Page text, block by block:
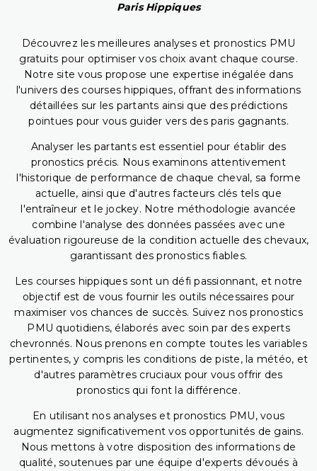
Paris Hippiques
Découvrez les meilleures analyses et pronostics PMU
gratuits pour optimiser vos choix avant chaque course.
Notre site vous propose une expertise inégalée dans
l'univers des courses hippiques, offrant des informations
détaillées sur les partants ainsi que des prédictions
pointues pour vous guider vers des paris gagnants.
Analyser les partants est essentiel pour établir des
pronostics précis. Nous examinons attentivement
l'historique de performance de chaque cheval, sa forme
actuelle, ainsi que d'autres facteurs clés tels que
l'entraîneur et le jockey. Notre méthodologie avancée
combine l'analyse des données passées avec une
évaluation rigoureuse de la condition actuelle des chevaux,
garantissant des pronostics fiables.
Les courses hippiques sont un défi passionnant, et notre
objectif est de vous fournir les outils nécessaires pour
maximiser vos chances de succès. Suivez nos pronostics
PMU quotidiens, élaborés avec soin par des experts
chevronnés. Nous prenons en compte toutes les variables
pertinentes, y compris les conditions de piste, la météo, et
d'autres paramètres cruciaux pour vous offrir des
pronostics qui font la différence.
En utilisant nos analyses et pronostics PMU, vous
augmentez significativement vos opportunités de gains.
Nous mettons à votre disposition des informations de
qualité, soutenues par une équipe d'experts dévoués à